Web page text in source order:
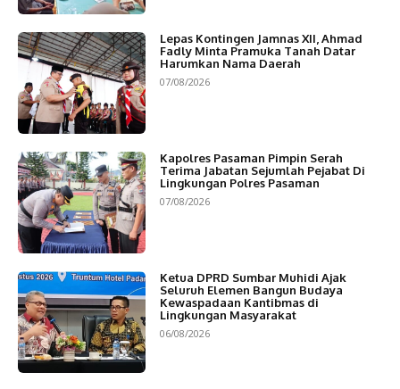
Lepas Kontingen Jamnas XII, Ahmad
Fadly Minta Pramuka Tanah Datar
Harumkan Nama Daerah
07/08/2026
Kapolres Pasaman Pimpin Serah
Terima Jabatan Sejumlah Pejabat Di
Lingkungan Polres Pasaman
07/08/2026
Ketua DPRD Sumbar Muhidi Ajak
Seluruh Elemen Bangun Budaya
Kewaspadaan Kantibmas di
Lingkungan Masyarakat
06/08/2026